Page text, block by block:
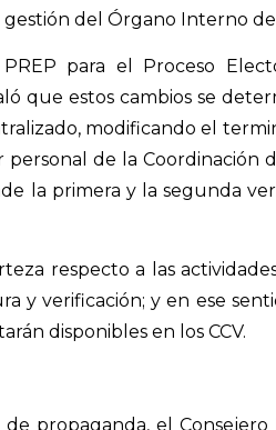
del Órgano Interno
para el Proceso
que estos cambios se
modificando el
de la Coordinación
la primera y la segunda
respecto a las
y verificación; y en ese
disponibles en los CCV.
propaganda, el